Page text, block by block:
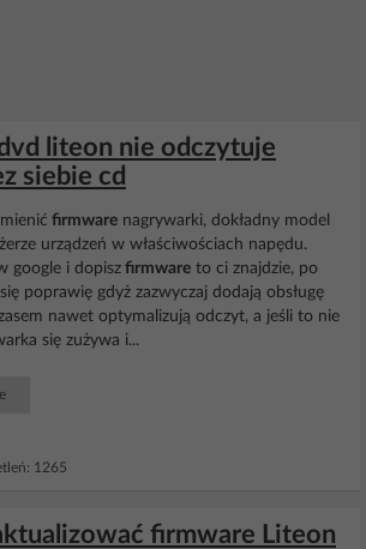
liteon nie odczytuje
siebie cd
firmware nagrywarki, dokładny model
urządzeń w właściwościach napędu.
google i dopisz firmware to ci znajdzie, po
poprawię gdyż zazwyczaj dodają obsługę
nawet optymalizują odczyt, a jeśli to nie
się zużywa i...
1265
firmware Liteon